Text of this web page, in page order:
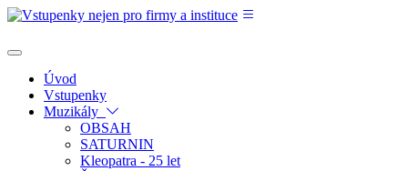
Úvod
Vstupenky
Muzikály
OBSAH
SATURNIN
Kleopatra - 25 let